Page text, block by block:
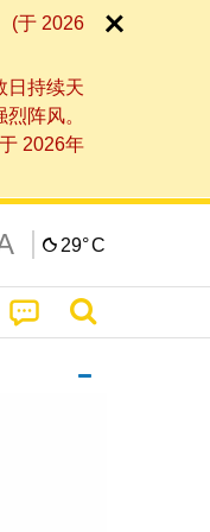
(于 2026
日持续天
阵风。
2026年
29°C